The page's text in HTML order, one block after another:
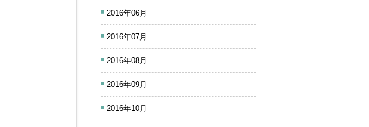
2016年06月
2016年07月
2016年08月
2016年09月
2016年10月